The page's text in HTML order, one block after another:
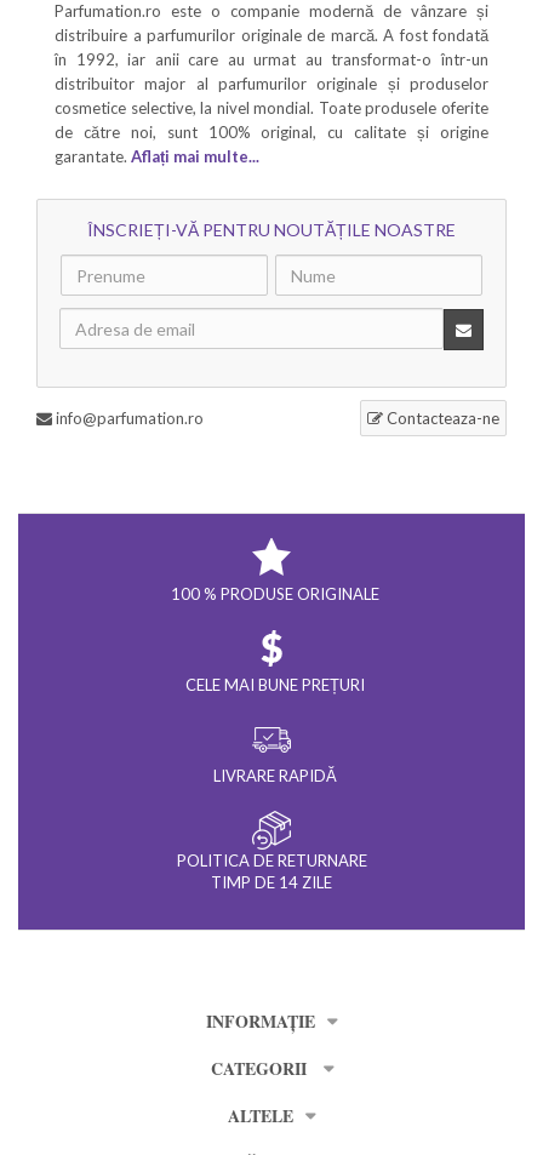
Parfumation.ro este o companie modernă de vânzare și
distribuire a parfumurilor originale de marcă. A fost fondată
în 1992, iar anii care au urmat au transformat-o într-un
distribuitor major al parfumurilor originale și produselor
cosmetice selective, la nivel mondial. Toate produsele oferite
de către noi, sunt 100% original, cu calitate și origine
garantate. Aflați mai multe...
ÎNSCRIEȚI-VĂ PENTRU NOUTĂȚILE NOASTRE
Contacteaza-ne
info@parfumation.ro
100 % PRODUSE ORIGINALE
CELE MAI BUNE PREȚURI
LIVRARE RAPIDĂ
POLITICA DE RETURNARE
TIMP DE 14 ZILE
INFORMAȚIE
CATEGORII
ALTELE